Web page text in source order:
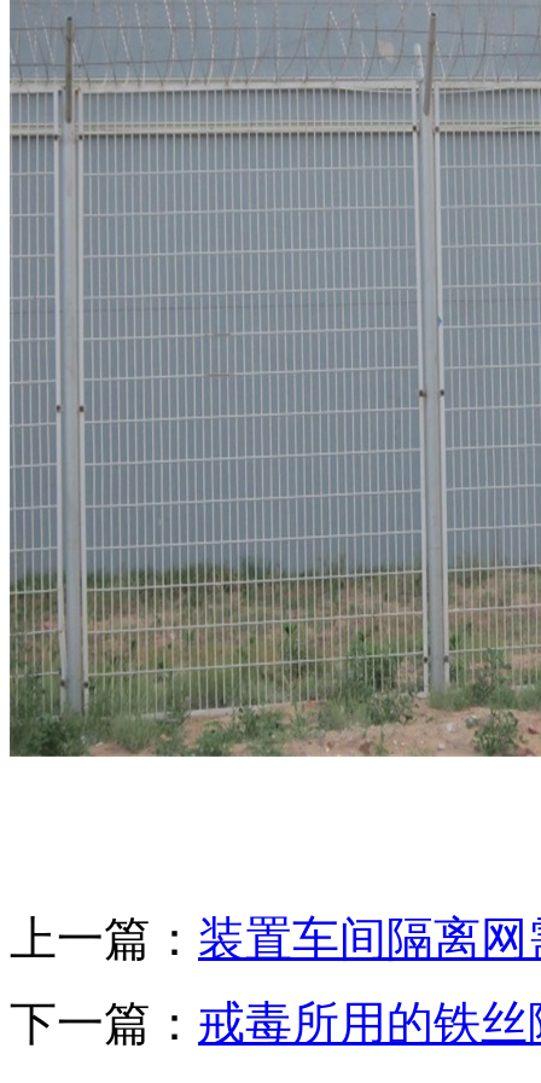
上一篇： 装置车间隔离
下一篇： 戒毒所用的铁